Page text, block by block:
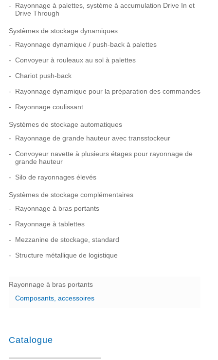
Rayonnage à palettes, système à accumulation Drive In et
Drive Through
Systèmes de stockage dynamiques
Rayonnage dynamique / push-back à palettes
Convoyeur à rouleaux au sol à palettes
Chariot push-back
Rayonnage dynamique pour la préparation des commandes
Rayonnage coulissant
Systèmes de stockage automatiques
Rayonnage de grande hauteur avec transstockeur
Convoyeur navette à plusieurs étages pour rayonnage de
grande hauteur
Silo de rayonnages élevés
Systèmes de stockage complémentaires
Rayonnage à bras portants
Rayonnage à tablettes
Mezzanine de stockage, standard
Structure métallique de logistique
Rayonnage à bras portants
Composants, accessoires
Catalogue